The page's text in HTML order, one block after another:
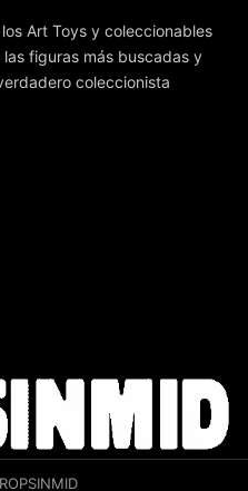
Art Toys y coleccionables
figuras más buscadas y
coleccionista